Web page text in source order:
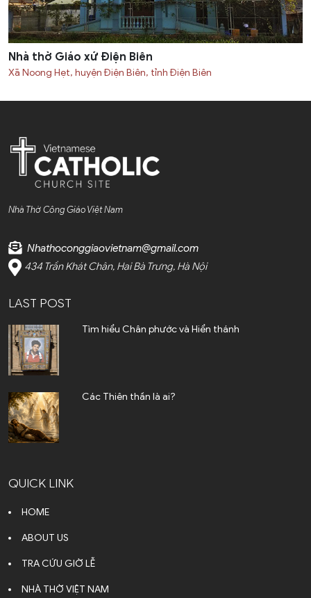
Nhà thờ Giáo xứ Ðiện Biên
Xã Noong Hẹt, huyện Điện Biên, tỉnh Điện Biên
Nhà Thờ Công Giáo Việt Nam
Nhathoconggiaovietnam@gmail.com
434 Trần Khát Chân, Hai Bà Trưng, Hà Nội
LAST POST
Tìm hiểu Chân phước và Hiển thánh
Các Thiên thần là ai?
QUICK LINK
HOME
ABOUT US
TRA CỨU GIỜ LỄ
NHÀ THỜ VIỆT NAM